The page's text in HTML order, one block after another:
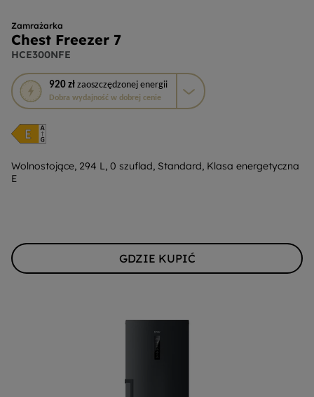
Zamrażarka
Chest Freezer 7
HCE300NFE
920 zł zaoszczędzonej energii
Dobra wydajność w dobrej cenie
To
działanie
otworzy
narzędzie
do
energii
Youreko.
Wolnostojące, 294 L, 0 szuflad, Standard, Klasa energetyczna
E
GDZIE KUPIĆ